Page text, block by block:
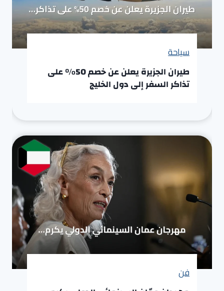
سياحة
طيران الجزيرة يعلن عن خصم 50% على
تذاكر السفر إلى دول الخليج
فن